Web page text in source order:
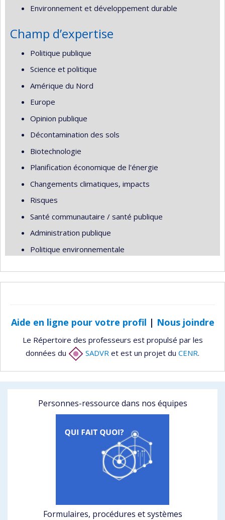
Environnement et développement durable
Champ d’expertise
Politique publique
Science et politique
Amérique du Nord
Europe
Opinion publique
Décontamination des sols
Biotechnologie
Planification économique de l'énergie
Changements climatiques, impacts
Risques
Santé communautaire / santé publique
Administration publique
Politique environnementale
Aide en ligne pour votre profil | Nous joindre
Le Répertoire des professeurs est propulsé par les
données du
SADVR et est un projet du CENR.
Personnes-ressource dans nos équipes
Formulaires, procédures et systèmes